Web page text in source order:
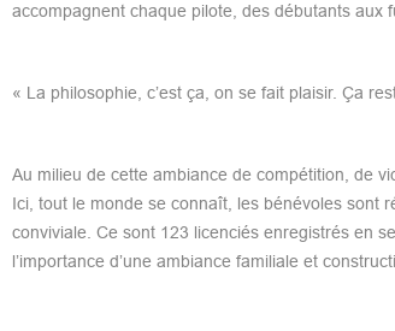
accompagnent chaque pilote, des débutants aux
« La philosophie, c’est ça, on se fait plaisir. Ça
Au milieu de cette ambiance de compétition, de
Ici, tout le monde se connaît, les bénévoles sont
conviviale. Ce sont 123 licenciés enregistrés en
l’importance d’une ambiance familiale et